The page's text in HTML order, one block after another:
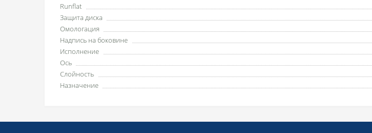
Runflat
Защита диска
Омологация
Надпись на боковине
Исполнение
Ось
Слойность
Назначение